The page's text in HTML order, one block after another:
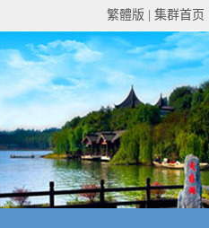
繁體版 集群首页